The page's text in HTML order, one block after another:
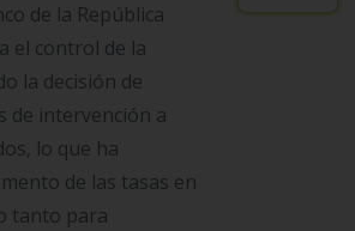
de la República
el control de la
la decisión de
de intervención a
lo que ha
de las tasas en
tanto para